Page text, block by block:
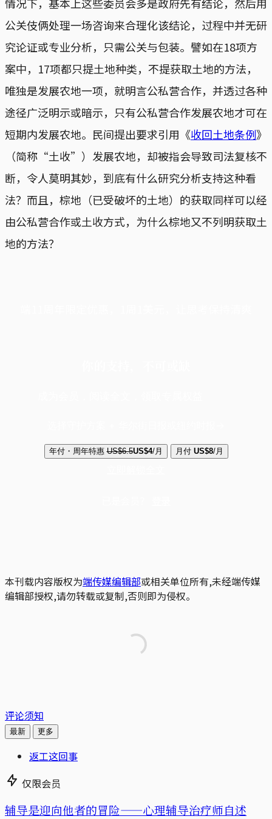
公关伎俩处理一场咨询来合理化该结论，过程中并无研
究论证或专业分析，只需公关与包装。譬如在18项方
案中，17项都只提土地种类，不提获取土地的方法，
唯独是发展农地一项，就明言公私营合作，并透过各种
途径广泛明示或暗示，只有公私营合作发展农地才可在
短期内发展农地。民间提出要求引用《收回土地条例》
（简称“土收”）发展农地，却被指会导致司法复核不
断，令人莫明其妙，到底有什么研究分析支持这种看
法？而且，棕地（已受破坏的土地）的获取同样可以经
由公私营合作或土收方式，为什么棕地又不列明获取土
地的方法？
年付・周年特惠 US$6.5US$4/月 月付 US$8/月
本刊载内容版权为端传媒编辑部或相关单位所有,未经端传媒
编辑部授权,请勿转载或复制,否则即为侵权。
评论须知
最新 更多
返工这回事
仅限会员
辅导是迎向他者的冒险——心理辅导治疗师自述